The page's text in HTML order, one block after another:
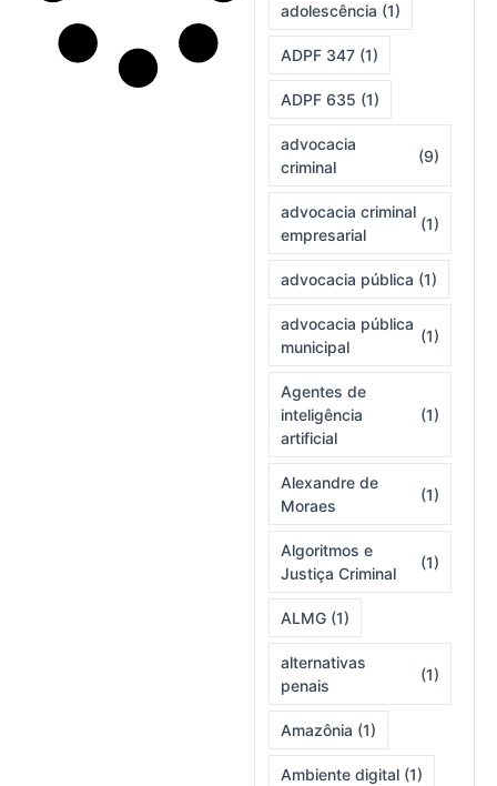
tecnopolí
tica do
controle
adolescência (1)
ADPF 347 (1)
ADPF 635 (1)
advocacia
criminal
(9)
advocacia criminal
empresarial
(1)
advocacia pública (1)
advocacia pública
municipal
(1)
Agentes de
inteligência
artificial
(1)
Alexandre de
Moraes
(1)
Algoritmos e
Justiça Criminal
(1)
ALMG (1)
alternativas
penais
(1)
Amazônia (1)
Ambiente digital (1)